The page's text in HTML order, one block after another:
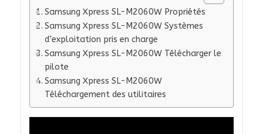
Samsung Xpress SL-M2060W Propriétés
Samsung Xpress SL-M2060W Systèmes
d’exploitation pris en charge
Samsung Xpress SL-M2060W Télécharger le
pilote
Samsung Xpress SL-M2060W
Téléchargement des utilitaires